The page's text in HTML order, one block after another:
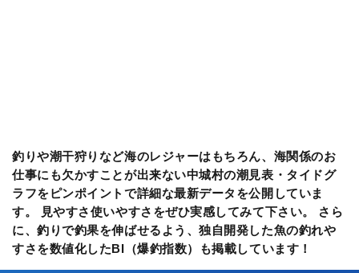
釣りや潮干狩りなど海のレジャーはもちろん、海関係のお
仕事にも欠かすことが出来ない中城村の潮見表・タイドグ
ラフをピンポイントで詳細な最新データを公開していま
す。 見やすさ使いやすさをぜひ実感してみて下さい。 さら
に、釣りで釣果を伸ばせるよう、独自開発した魚の釣れや
すさを数値化したBI（爆釣指数）も掲載しています！